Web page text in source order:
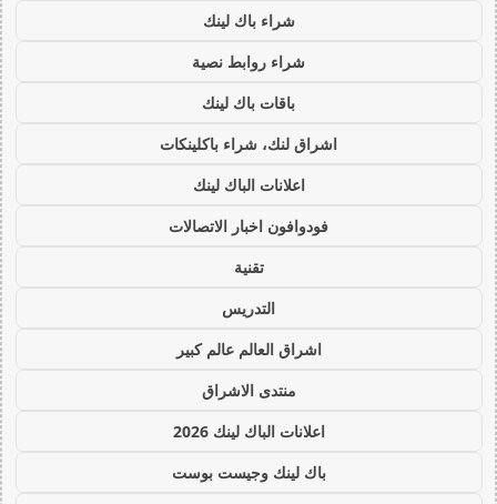
شراء باك لينك
شراء روابط نصية
باقات باك لينك
اشراق لنك، شراء باكلينكات
اعلانات الباك لينك
فودوافون اخبار الاتصالات
تقنية
التدريس
اشراق العالم عالم كبير
منتدى الاشراق
اعلانات الباك لينك 2026
باك لينك وجيست بوست